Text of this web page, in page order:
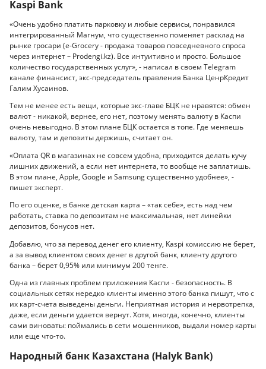
Kaspi Bank
«Очень удобно платить парковку и любые сервисы, понравился
интегрированный Магнум, что существенно поменяет расклад на
рынке гросари (e-Grocery - продажа товаров повседневного спроса
через интернет – Рrodengi.kz). Все интуитивно и просто. Большое
количество государственных услуг», - написал в своем Telegram
канале финансист, экс-председатель правления Банка ЦенрКредит
Галим Хусаинов.
Тем не менее есть вещи, которые экс-главе БЦК не нравятся: обмен
валют - никакой, вернее, его нет, поэтому менять валюту в Каспи
очень невыгодно. В этом плане БЦК остается в топе. Где меняешь
валюту, там и депозиты держишь, считает он.
«Оплата QR в магазинах не совсем удобна, приходится делать кучу
лишних движений, а если нет интернета, то вообще не заплатишь.
В этом плане, Apple, Google и Samsung существенно удобнее», -
пишет эксперт.
По его оценке, в банке детская карта – «так себе», есть над чем
работать, ставка по депозитам не максимальная, нет линейки
депозитов, бонусов нет.
Добавлю, что за перевод денег его клиенту, Kaspi комиссию не берет,
а за вывод клиентом своих денег в другой банк, клиенту другого
банка – берет 0,95% или минимум 200 тенге.
Одна из главных проблем приложения Каспи - безопасность. В
социальных сетях нередко клиенты именно этого банка пишут, что с
их карт-счета выведены деньги. Неприятная история и нервотрепка,
даже, если деньги удается вернут. Хотя, иногда, конечно, клиенты
сами виноваты: поймались в сети мошенников, выдали номер карты
или еще что-то.
Народный банк Казахстана (Halyk Bank)